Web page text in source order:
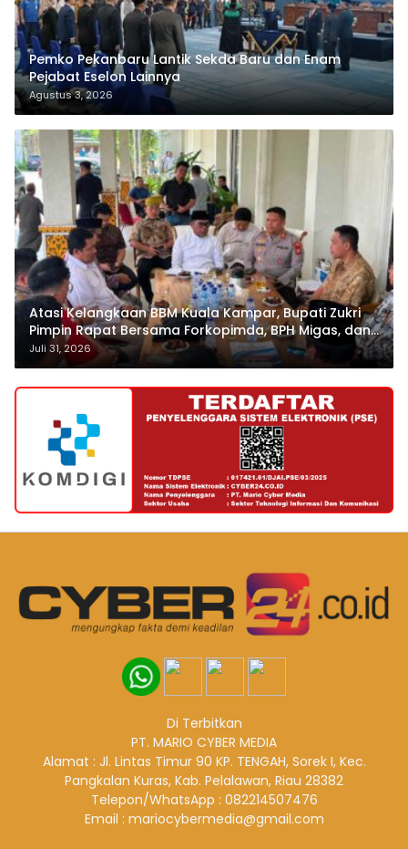
Pemko Pekanbaru Lantik Sekda Baru dan Enam
Pejabat Eselon Lainnya
Agustus 3, 2026
Atasi Kelangkaan BBM Kuala Kampar, Bupati Zukri
Pimpin Rapat Bersama Forkopimda, BPH Migas, dan
Pertamina
Juli 31, 2026
Di Terbitkan
PT. MARIO CYBER MEDIA
Alamat : Jl. Lintas Timur 90 KP. TENGAH, Sorek I, Kec.
Pangkalan Kuras, Kab. Pelalawan, Riau 28382
Telepon/WhatsApp : 082214507476
Email : mariocybermedia@gmail.com